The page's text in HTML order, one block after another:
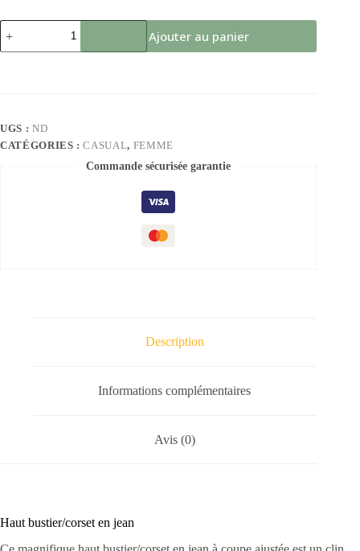
Ajouter au panier
UGS : ND
CATÉGORIES :CASUAL, FEMME
Commande sécurisée garantie
Description
Informations complémentaires
Avis (0)
Haut bustier/corset en jean